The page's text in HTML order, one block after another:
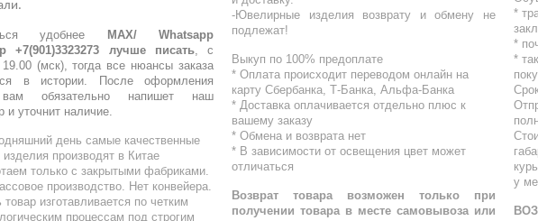
удобнее МАХ/ Whatsapp
+7(901)3323273 лучше писать, с
(мск), тогда все нюансы заказа
в истории. После оформления
вам обязательно напишет наш
и уточнит наличие.
день самые качественные
изделия производят в Китае
только с закрытыми фабриками.
производство. Нет конвейера.
товар изготавливается по четким
процессам под строгим
-Ювелирные изделия возврату и обмену не
подлежат!
Выкуп по 100% предоплате
* Оплата происходит переводом онлайн на
карту Сбербанка, Т-Банка, Альфа-Банка
* Доставка оплачивается отдельно плюс к
вашему заказу
* Обмена и возврата нет
* В зависимости от освещения цвет может
отличаться
Возврат товара возможен только при
получении товара в месте самовывоза или
*
*
*
у